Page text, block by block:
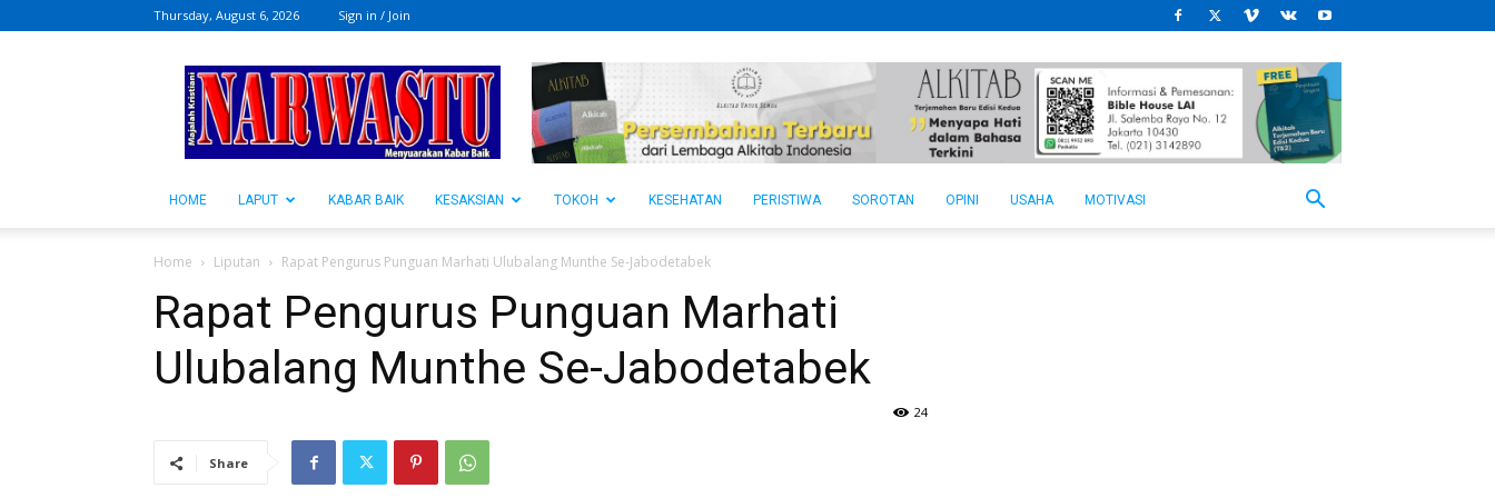
Thursday, August 6, 2026 Sign in / Join
NARWASTU.ID
HOME LAPUT KABAR BAIK KESAKSIAN TOKOH KESEHATAN PERISTIWA SOROTAN OPINI USAHA MOTIVASI
Home Liputan Rapat Pengurus Punguan Marhati Ulubalang Munthe Se-Jabodetabek
Rapat Pengurus Punguan Marhati
Ulubalang Munthe Se-Jabodetabek
24
Share